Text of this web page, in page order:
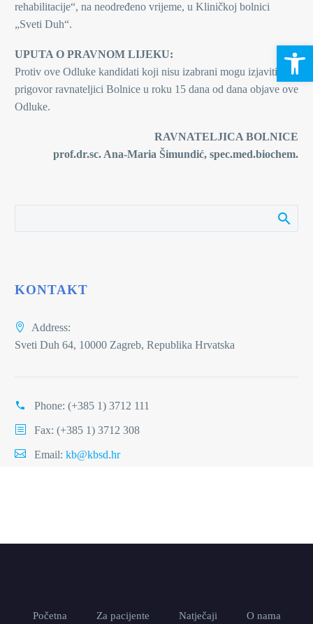
rehabilitacije“, na neodređeno vrijeme, u Kliničkoj bolnici
„Sveti Duh“.
UPUTA O PRAVNOM LIJEKU:
Protiv ove Odluke kandidati koji nisu izabrani mogu izjaviti
prigovor ravnateljici Bolnice u roku 15 dana od dana objave ove
Odluke.
RAVNATELJICA BOLNICE
prof.dr.sc. Ana-Maria Šimundić, spec.med.biochem.
KONTAKT
Address:
Sveti Duh 64, 10000 Zagreb, Republika Hrvatska
Phone: (+385 1) 3712 111
Fax: (+385 1) 3712 308
Email: kb@kbsd.hr
Početna Za pacijente Natječaji O nama